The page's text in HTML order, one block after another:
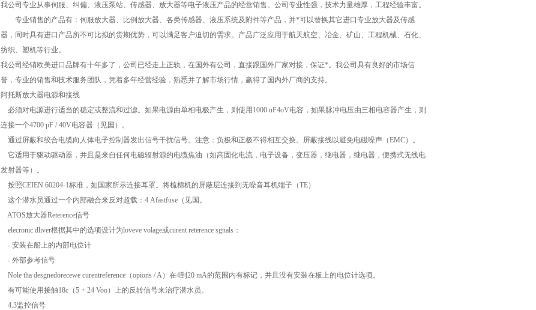
我公司专业从事伺服、纠偏、液压泵站、传感器、放大器等电子液压产品的经营销售。公司专业性强，技术力量雄厚，工程经验丰富。
专业销售的产品有：伺服放大器、比例放大器、各类传感器、液压系统及附件等产品，并*可以替换其它进口专业放大器及传感
器，同时具有进口产品所不可比拟的货期优势，可以满足客户迫切的需求。产品广泛应用于航天航空、冶金、矿山、工程机械、石化、
纺织、塑机等行业。
我公司经销欧美进口品牌有十年多了，公司已经走上正轨，在国外有公司，直接跟国外厂家对接，保证*。我公司具有良好的市场信
誉，专业的销售和技术服务团队，凭着多年经营经验，熟悉并了解市场行情，赢得了国内外厂商的支持。
阿托斯放大器电源和接线
必须对电源进行适当的稳定或整流和过滤。如果电源由单相电极产生，则使用1000 uF4oV电容，如果脉冲电压由三相电容器产生，则
连接一个4700 pF / 40V电容器（见国）。
通过屏蔽和绞合电缆向人体电子控制器发出信号干扰信号。注意：负极和正极不得相互交换。屏蔽接线以避免电磁噪声（EMC）。
它适用于驱动驱动器，并且是来自任何电磁辐射源的电缆焦油（如高固化电流，电子设备，变压器，继电器，继电器，便携式无线电
发射器等）。
按照CEIEN 60204-1标准，如国家所示连接耳罩。将梳棉机的屏蔽层连接到无噪音耳机端子（TE）
这个潜水员通过一个内部融合来反对超载：4 Afastfuse（见国。
ATOS放大器Reterence信号
elecronic dliver根据其中的选项设计为loveve volage或curent reterence sgnals：
- 安装在船上的内部电位计
- 外部参考信号
Nole tha desgnedorecewe curentreference（opions / A）在4到20 mA的范围内有标记，并且没有安装在板上的电位计选项。
有可能使用接触18c（5 + 24 Voo）上的反转信号来治疗潜水员。
4.3监控信号